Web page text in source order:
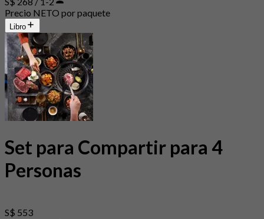
Precio NETO por paquete
Libro
Set para Compartir para 4
Personas
S$ 553